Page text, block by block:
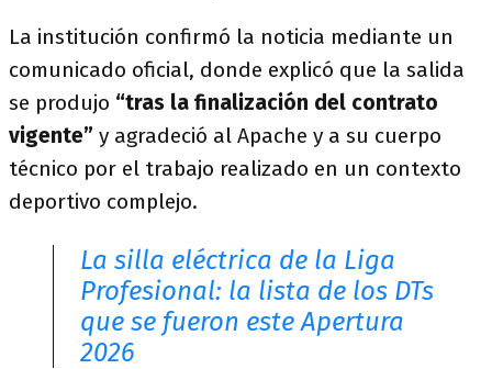
La institución confirmó la noticia mediante un
comunicado oficial, donde explicó que la salida
se produjo “tras la finalización del contrato
vigente” y agradeció al Apache y a su cuerpo
técnico por el trabajo realizado en un contexto
deportivo complejo.
La silla eléctrica de la Liga
Profesional: la lista de los DTs
que se fueron este Apertura
2026